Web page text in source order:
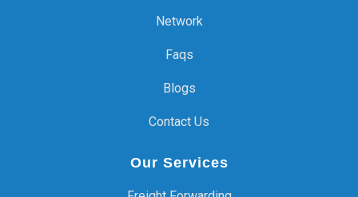
Network
Faqs
Blogs
Contact Us
Our Services